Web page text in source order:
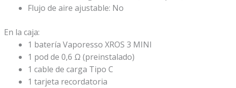
Flujo de aire ajustable: No
En la caja:
1 batería Vaporesso XROS 3 MINI
1 pod de 0,6 Ω (preinstalado)
1 cable de carga Tipo C
1 tarjeta recordatoria